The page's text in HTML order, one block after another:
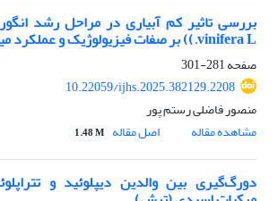
vinifera L.)) بر صفات فیزیولوژیک و عملکرد میوه
صفحه281-301
10.22059/ijhs.2025.382129.2208
منصور فاضلی رستم پور
مشاهده مقاله
اصل مقاله 1.48 M
دورگ‌گیری بین والدین دیپلوئید و